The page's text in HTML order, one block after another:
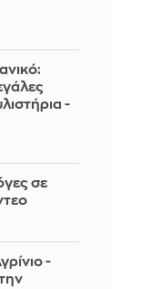
-
σε
-